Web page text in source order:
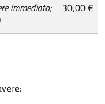
immediato;
30,00 €